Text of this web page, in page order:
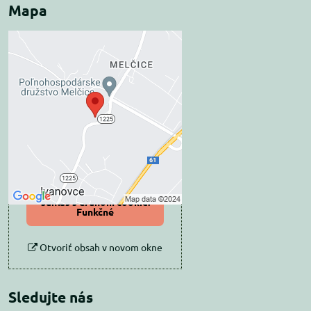
Mapa
Externý obsah je
blokovaný Voľbami
súkromia
Prajete si načítať externý obsah?
Povoliť tentokrát
Povoliť a zapamätať -
súhlas s druhom cookie:
Funkčné
Otvoriť obsah v novom okne
Sledujte nás